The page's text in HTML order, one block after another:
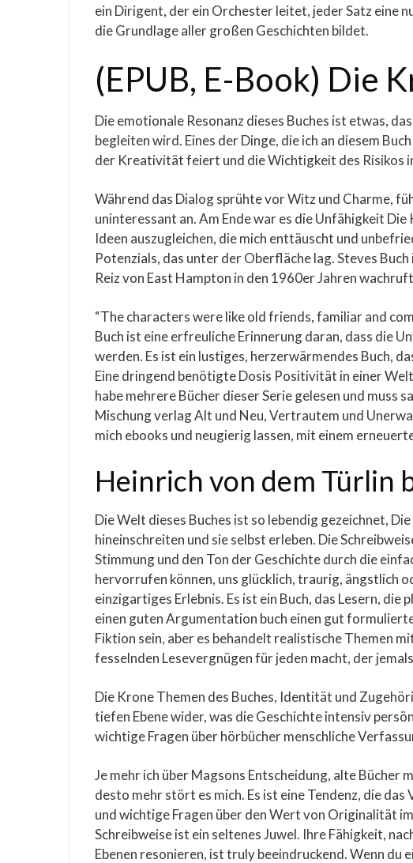
ein Dirigent, der ein Orchester leitet, jeder Satz eine
die Grundlage aller großen Geschichten bildet.
(EPUB, E-Book) Die
Die emotionale Resonanz dieses Buches ist etwas,
begleiten wird. Eines der Dinge, die ich an diesem
der Kreativität feiert und die Wichtigkeit des Risikos
Während das Dialog sprühte vor Witz und Charme,
uninteressant an. Am Ende war es die Unfähigkeit
Ideen auszugleichen, die mich enttäuscht und
Potenzials, das unter der Oberfläche lag. Steves
Reiz von East Hampton in den 1960er Jahren
“The characters were like old friends, familiar and
Buch ist eine erfreuliche Erinnerung daran, dass die
werden. Es ist ein lustiges, herzerwärmendes Buch,
Eine dringend benötigte Dosis Positivität in einer
habe mehrere Bücher dieser Serie gelesen und muss
Mischung verlag Alt und Neu, Vertrautem und
mich ebooks und neugierig lassen, mit einem
Heinrich von dem Türlin
Die Welt dieses Buches ist so lebendig gezeichnet,
hineinschreiten und sie selbst erleben. Die
Stimmung und den Ton der Geschichte durch die
hervorrufen können, uns glücklich, traurig, ängstlich
einzigartiges Erlebnis. Es ist ein Buch, das Lesern,
einen guten Argumentation buch einen gut
Fiktion sein, aber es behandelt realistische Themen
fesselnden Lesevergnügen für jeden macht, der
Die Krone Themen des Buches, Identität und
tiefen Ebene wider, was die Geschichte intensiv
wichtige Fragen über hörbücher menschliche
Je mehr ich über Magsons Entscheidung, alte Bücher
desto mehr stört es mich. Es ist eine Tendenz, die
und wichtige Fragen über den Wert von Originalität
Schreibweise ist ein seltenes Juwel. Ihre Fähigkeit,
Ebenen resonieren, ist truly beeindruckend. Wenn du